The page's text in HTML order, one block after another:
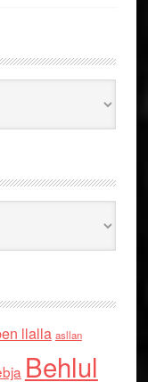
llalla asllan
Behlul